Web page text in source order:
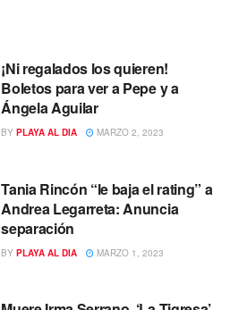
¡Ni regalados los quieren!
Boletos para ver a Pepe y a
Ángela Aguilar
BY PLAYA AL DIA MARZO 2, 2023
Tania Rincón “le baja el rating” a
Andrea Legarreta: Anuncia
separación
BY PLAYA AL DIA MARZO 1, 2023